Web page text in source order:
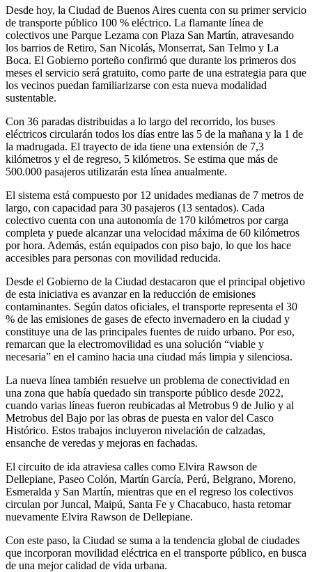
Compartir
Desde hoy, la Ciudad de Buenos Aires cuenta con su primer servicio
de transporte público 100 % eléctrico. La flamante línea de
colectivos une Parque Lezama con Plaza San Martín, atravesando
los barrios de Retiro, San Nicolás, Monserrat, San Telmo y La
Boca. El Gobierno porteño confirmó que durante los primeros dos
meses el servicio será gratuito, como parte de una estrategia para que
los vecinos puedan familiarizarse con esta nueva modalidad
sustentable.
Con 36 paradas distribuidas a lo largo del recorrido, los buses
eléctricos circularán todos los días entre las 5 de la mañana y la 1 de
la madrugada. El trayecto de ida tiene una extensión de 7,3
kilómetros y el de regreso, 5 kilómetros. Se estima que más de
500.000 pasajeros utilizarán esta línea anualmente.
El sistema está compuesto por 12 unidades medianas de 7 metros de
largo, con capacidad para 30 pasajeros (13 sentados). Cada
colectivo cuenta con una autonomía de 170 kilómetros por carga
completa y puede alcanzar una velocidad máxima de 60 kilómetros
por hora. Además, están equipados con piso bajo, lo que los hace
accesibles para personas con movilidad reducida.
Desde el Gobierno de la Ciudad destacaron que el principal objetivo
de esta iniciativa es avanzar en la reducción de emisiones
contaminantes. Según datos oficiales, el transporte representa el 30
% de las emisiones de gases de efecto invernadero en la ciudad y
constituye una de las principales fuentes de ruido urbano. Por eso,
remarcan que la electromovilidad es una solución “viable y
necesaria” en el camino hacia una ciudad más limpia y silenciosa.
La nueva línea también resuelve un problema de conectividad en
una zona que había quedado sin transporte público desde 2022,
cuando varias líneas fueron reubicadas al Metrobus 9 de Julio y al
Metrobus del Bajo por las obras de puesta en valor del Casco
Histórico. Estos trabajos incluyeron nivelación de calzadas,
ensanche de veredas y mejoras en fachadas.
El circuito de ida atraviesa calles como Elvira Rawson de
Dellepiane, Paseo Colón, Martín García, Perú, Belgrano, Moreno,
Esmeralda y San Martín, mientras que en el regreso los colectivos
circulan por Juncal, Maipú, Santa Fe y Chacabuco, hasta retomar
nuevamente Elvira Rawson de Dellepiane.
Con este paso, la Ciudad se suma a la tendencia global de ciudades
que incorporan movilidad eléctrica en el transporte público, en busca
de una mejor calidad de vida urbana.